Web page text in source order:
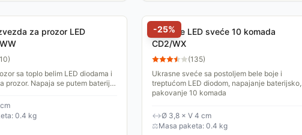
za prozor LED
10)
sa toplo belim LED diodama i
prozor. Napaja se putem baterija,
mesto.
0.4 kg
-25%
Ukrasne LED sveće 10 komada
CD2/WX
(135)
Ukrasne sveće sa postoljem bele boje i
treptućom LED diodom, napajanje baterijsko,
pakovanje 10 komada
↔Ø 3,8 × V 4 cm
⚖Masa paketa: 0.4 kg